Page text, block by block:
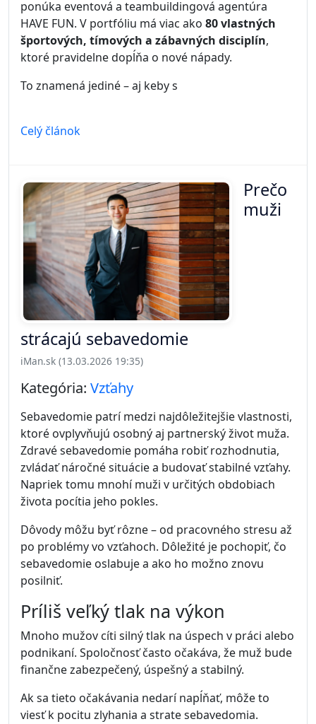
ponúka eventová a teambuildingová agentúra
HAVE FUN. V portfóliu má viac ako 80 vlastných
športových, tímových a zábavných disciplín,
ktoré pravidelne dopĺňa o nové nápady.
To znamená jediné – aj keby s
Celý článok
Prečo
muži
strácajú sebavedomie
iMan.sk (13.03.2026 19:35)
Kategória: Vzťahy
Sebavedomie patrí medzi najdôležitejšie vlastnosti,
ktoré ovplyvňujú osobný aj partnerský život muža.
Zdravé sebavedomie pomáha robiť rozhodnutia,
zvládať náročné situácie a budovať stabilné vzťahy.
Napriek tomu mnohí muži v určitých obdobiach
života pocítia jeho pokles.
Dôvody môžu byť rôzne – od pracovného stresu až
po problémy vo vzťahoch. Dôležité je pochopiť, čo
sebavedomie oslabuje a ako ho možno znovu
posilniť.
Príliš veľký tlak na výkon
Mnoho mužov cíti silný tlak na úspech v práci alebo
podnikaní. Spoločnosť často očakáva, že muž bude
finančne zabezpečený, úspešný a stabilný.
Ak sa tieto očakávania nedarí napĺňať, môže to
viesť k pocitu zlyhania a strate sebavedomia.